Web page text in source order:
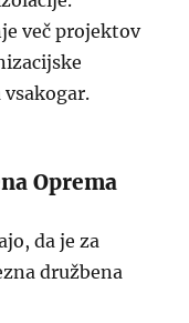
več projektov
Oprema
da je za
družbena